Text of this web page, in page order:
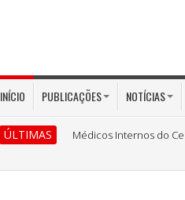
INÍCIO PUBLICAÇÕES NOTÍCIAS
ÚLTIMAS Médicos Internos do